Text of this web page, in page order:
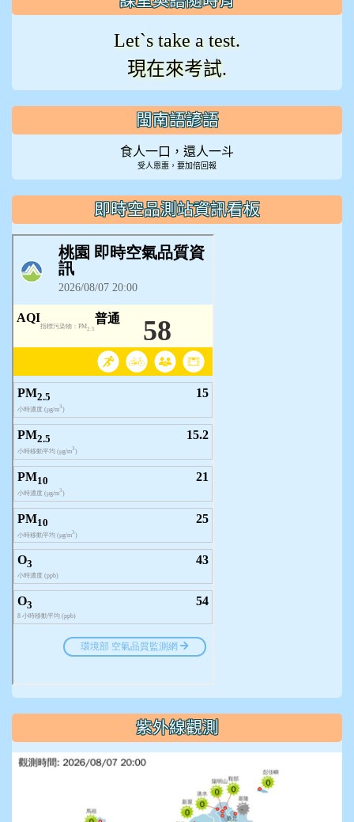
Let`s take a test.
現在來考試.
閩南語諺語
食人一口，還人一斗
受人恩惠，要加倍回報
即時空品測站資訊看板
紫外線觀測